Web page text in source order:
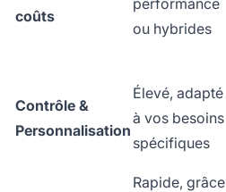
coûts
ou hybrides
Contrôle &
Personnalisation
Élevé, adapté
à vos besoins
spécifiques
Rapide, grâce